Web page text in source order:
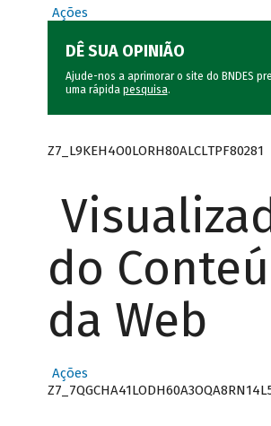
Ações
DÊ SUA OPINIÃO
Ajude-nos a aprimorar o site do BNDES
uma rápida pesquisa.
Z7_L9KEH4O0LORH80ALCLTPF80281
do
da Web
Ações